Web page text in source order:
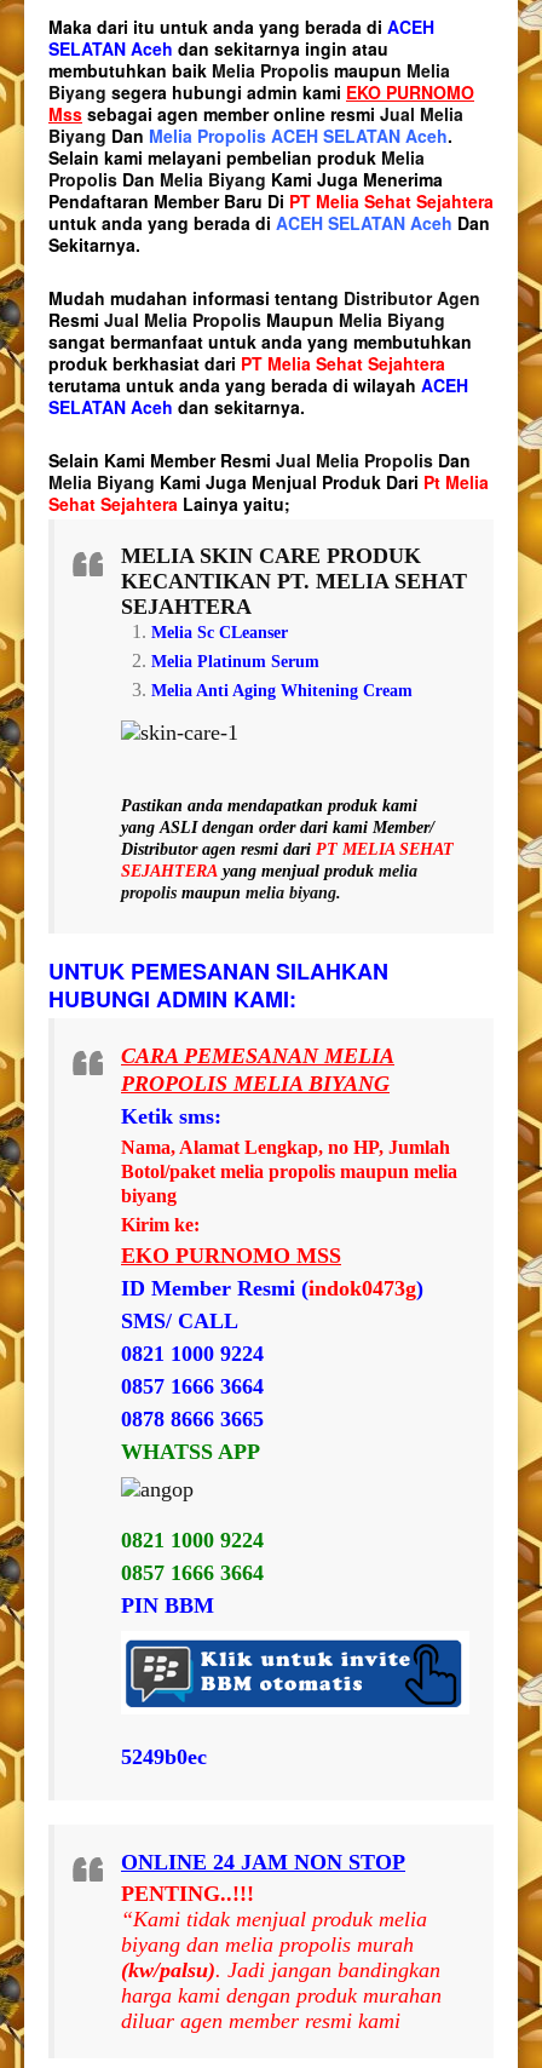
Maka dari itu untuk anda yang berada di ACEH
SELATAN Aceh dan sekitarnya ingin atau
membutuhkan baik Melia Propolis maupun Melia
Biyang segera hubungi admin kami EKO PURNOMO
Mss sebagai agen member online resmi Jual Melia
Biyang Dan Melia Propolis ACEH SELATAN Aceh.
Selain kami melayani pembelian produk Melia
Propolis Dan Melia Biyang Kami Juga Menerima
Pendaftaran Member Baru Di PT Melia Sehat Sejahtera
untuk anda yang berada di ACEH SELATAN Aceh Dan
Sekitarnya.
Mudah mudahan informasi tentang Distributor Agen
Resmi Jual Melia Propolis Maupun Melia Biyang
sangat bermanfaat untuk anda yang membutuhkan
produk berkhasiat dari PT Melia Sehat Sejahtera
terutama untuk anda yang berada di wilayah ACEH
SELATAN Aceh dan sekitarnya.
Selain Kami Member Resmi Jual Melia Propolis Dan
Melia Biyang Kami Juga Menjual Produk Dari Pt Melia
Sehat Sejahtera Lainya yaitu;
MELIA SKIN CARE PRODUK
KECANTIKAN PT. MELIA SEHAT
SEJAHTERA
Melia Sc CLeanser
Melia Platinum Serum
Melia Anti Aging Whitening Cream
Pastikan anda mendapatkan produk kami
yang ASLI dengan order dari kami Member/
Distributor agen resmi dari PT MELIA SEHAT
SEJAHTERA yang menjual produk melia
propolis maupun melia biyang.
UNTUK PEMESANAN SILAHKAN
HUBUNGI ADMIN KAMI:
CARA PEMESANAN MELIA
PROPOLIS MELIA BIYANG
Ketik sms:
Nama, Alamat Lengkap, no HP, Jumlah
Botol/paket melia propolis maupun melia
biyang
Kirim ke:
EKO PURNOMO MSS
ID Member Resmi (indok0473g)
SMS/ CALL
0821 1000 9224
0857 1666 3664
0878 8666 3665
WHATSS APP
0821 1000 9224
0857 1666 3664
PIN BBM
5249b0ec
ONLINE 24 JAM NON STOP
PENTING..!!!
“Kami tidak menjual produk melia
biyang dan melia propolis murah
(kw/palsu). Jadi jangan bandingkan
harga kami dengan produk murahan
diluar agen member resmi kami